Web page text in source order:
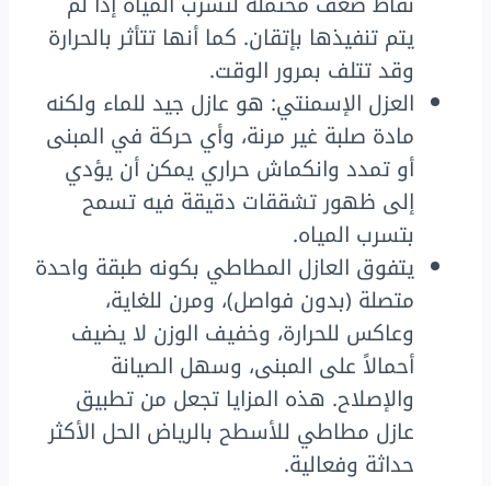
يتم تنفيذها بإتقان. كما أنها تتأثر بالحرارة
وقد تتلف بمرور الوقت.
العزل الإسمنتي: هو عازل جيد للماء ولكنه
مادة صلبة غير مرنة، وأي حركة في المبنى
أو تمدد وانكماش حراري يمكن أن يؤدي
إلى ظهور تشققات دقيقة فيه تسمح
بتسرب المياه.
يتفوق العازل المطاطي بكونه طبقة واحدة
متصلة (بدون فواصل)، ومرن للغاية،
وعاكس للحرارة، وخفيف الوزن لا يضيف
أحمالاً على المبنى، وسهل الصيانة
والإصلاح. هذه المزايا تجعل من تطبيق
عازل مطاطي للأسطح بالرياض الحل الأكثر
حداثة وفعالية.